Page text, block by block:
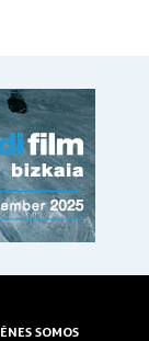
SOMOS